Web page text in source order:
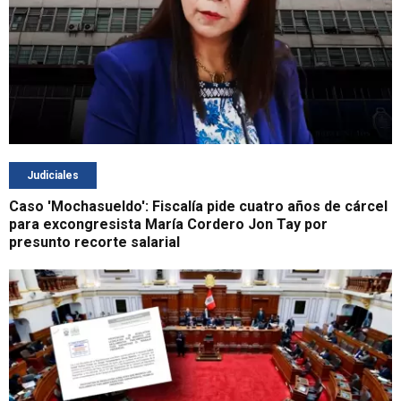
Judiciales
Caso 'Mochasueldo': Fiscalía pide cuatro años de cárcel
para excongresista María Cordero Jon Tay por
presunto recorte salarial